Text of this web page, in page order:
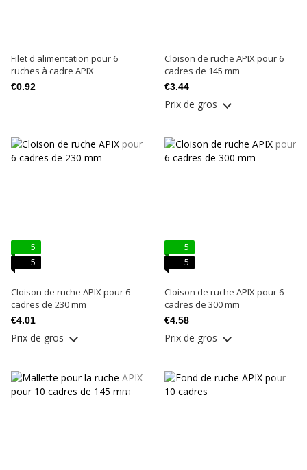
Filet d'alimentation pour 6
ruches à cadre APIX
€0.92
Cloison de ruche APIX pour 6
cadres de 145 mm
€3.44
Prix ​​de gros
5
5
Cloison de ruche APIX pour 6
cadres de 230 mm
€4.01
Prix ​​de gros
5
5
Cloison de ruche APIX pour 6
cadres de 300 mm
€4.58
Prix ​​de gros